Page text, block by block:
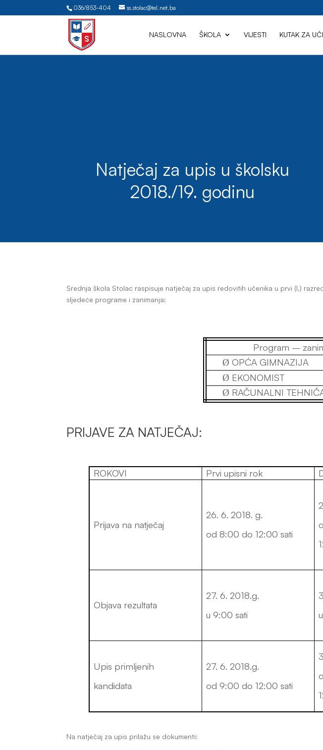
036/853-404 ss.stolac@tel.net.ba
NASLOVNA ŠKOLA VIJESTI KUTAK ZA
Natječaj za upis u školsku
2018./19. godinu
Srednja škola Stolac raspisuje natječaj za upis redovitih učenika u prvi (I.)
sljedeće programe i zanimanja:
Program –
Ø OPĆA GIMNAZIJA
Ø EKONOMIST
Ø RAČUNALNI
PRIJAVE ZA NATJEČAJ:
ROKOVI Prvi upisni rok
Prijava na natječaj
26. 6. 2018. g.
od 8:00 do 12:00 sati
Objava rezultata
27. 6. 2018.g.
u 9:00 sati
Upis primljenih
kandidata
27. 6. 2018.g.
od 9:00 do 12:00 sati
Na natječaj za upis prilažu se dokumenti: